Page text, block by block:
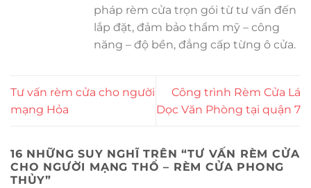
pháp rèm cửa trọn gói từ tư vấn đến
lắp đặt, đảm bảo thẩm mỹ – công
năng – độ bền, đẳng cấp từng ô cửa.
Tư vấn rèm cửa cho người
mạng Hỏa
Công trình Rèm Cửa Lá
Dọc Văn Phòng tại quận 7
16 NHỮNG SUY NGHĨ TRÊN “TƯ VẤN RÈM CỬA
CHO NGƯỜI MẠNG THỔ – RÈM CỬA PHONG
THỦY”